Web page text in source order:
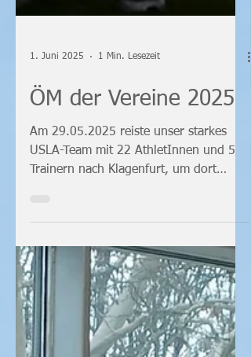
1. Juni 2025 1 Min. Lesezeit
ÖM der Vereine 2025
USLA-Team mit 22 AthletInnen und 5
gegen andere österreichische...